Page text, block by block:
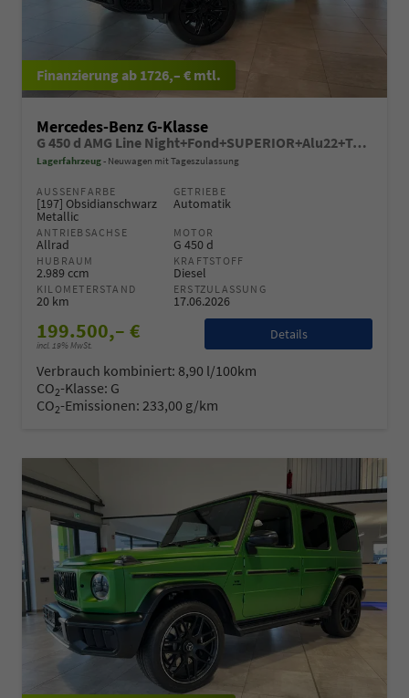
ab 1726,– € mtl.
Mercedes-Benz G-Klasse
G 450 d AMG Line Night+Fond+SUPERIOR+Alu22+Technik+Standheizung+AHK+VOLL
Lagerfahrzeug Neuwagen mit Tageszulassung
AUSSENFARBE
[197] Obsidianschwarz
Metallic
GETRIEBE
Automatik
ANTRIEBSACHSE
Allrad
MOTOR
G 450 d
HUBRAUM
2.989 ccm
KRAFTSTOFF
Diesel
KILOMETERSTAND
20 km
ERSTZULASSUNG
17.06.2026
199.500,– €
incl. 19% MwSt.
Details
Verbrauch kombiniert: 8,90 l/100km
CO2-Klasse: G
CO2-Emissionen: 233,00 g/km